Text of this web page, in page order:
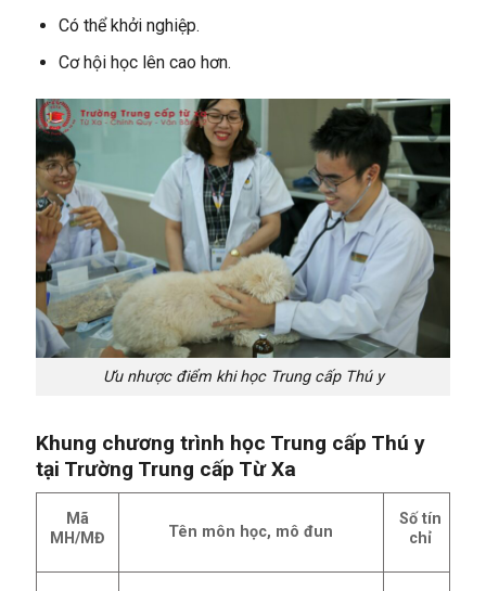
Có thể khởi nghiệp.
Cơ hội học lên cao hơn.
Ưu nhược điểm khi học Trung cấp Thú y
Khung chương trình học Trung cấp Thú y
tại Trường Trung cấp Từ Xa
Mã
MH/MĐ
Tên môn học, mô đun
Số tín
chỉ